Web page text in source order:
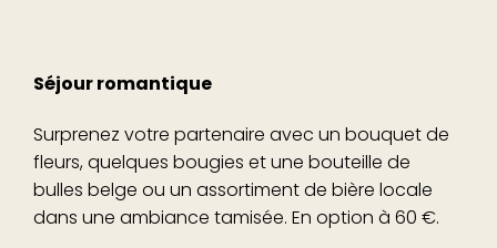
Séjour romantique
Surprenez votre partenaire avec un bouquet de
fleurs, quelques bougies et une bouteille de
bulles belge ou un assortiment de bière locale
dans une ambiance tamisée. En option à 60 €.